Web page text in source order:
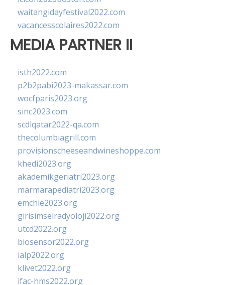
waitangidayfestival2022.com
vacancesscolaires2022.com
MEDIA PARTNER II
isth2022.com
p2b2pabi2023-makassar.com
wocfparis2023.org
sinc2023.com
scdlqatar2022-qa.com
thecolumbiagrill.com
provisionscheeseandwineshoppe.com
khedi2023.org
akademikgeriatri2023.org
marmarapediatri2023.org
emchie2023.org
girisimselradyoloji2022.org
utcd2022.org
biosensor2022.org
ialp2022.org
klivet2022.org
ifac-hms2022.org